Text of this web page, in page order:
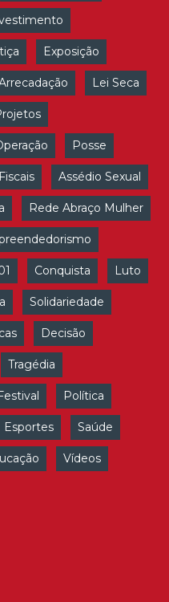
Exposição
Lei Seca
Posse
Assédio Sexual
Rede Abraço Mulher
Conquista Luto
Solidariedade
Decisão
Tragédia
Política
Esportes Saúde
Vídeos